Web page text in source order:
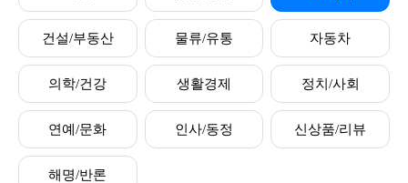
건설/부동산 물류/유통 자동차
의학/건강 생활경제 정치/사회
연예/문화 인사/동정 신상품/리뷰
해명/반론